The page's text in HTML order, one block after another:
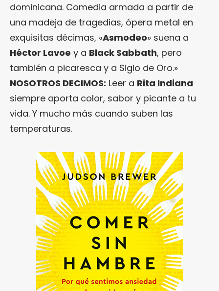
dominicana. Comedia armada a partir de
una madeja de tragedias, ópera metal en
exquisitas décimas, «Asmodeo» suena a
Héctor Lavoe y a Black Sabbath, pero
también a picaresca y a Siglo de Oro.»
NOSOTROS DECIMOS: Leer a Rita Indiana
siempre aporta color, sabor y picante a tu
vida. Y mucho más cuando suben las
temperaturas.